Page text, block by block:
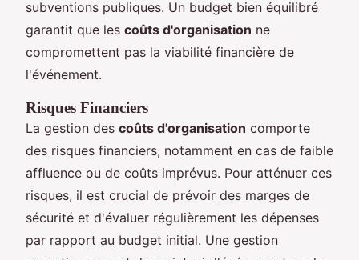
subventions publiques. Un budget bien équilibré
garantit que les coûts d'organisation ne
compromettent pas la viabilité financière de
l'événement.
Risques Financiers
La gestion des coûts d'organisation comporte
des risques financiers, notamment en cas de faible
affluence ou de coûts imprévus. Pour atténuer ces
risques, il est crucial de prévoir des marges de
sécurité et d'évaluer régulièrement les dépenses
par rapport au budget initial. Une gestion